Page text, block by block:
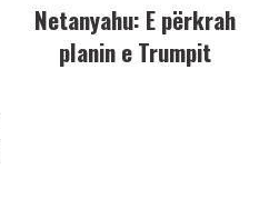
Netanyahu: E përkrah
planin e Trumpit